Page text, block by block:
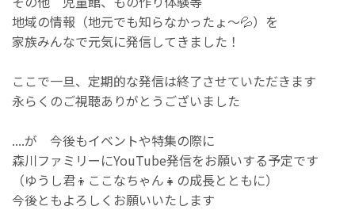
地域の情報（地元でも知らなかったょ～💦）を
家族みんなで元気に発信してきました！
ここで一旦、定期的な発信は終了させていただきます
永らくのご視聴ありがとうございました
....が 今後もイベントや特集の際に
森川ファミリーにYouTube発信をお願いする予定です
（ゆうし君👦ここなちゃん👧の成長とともに）
今後ともよろしくお願いいたします